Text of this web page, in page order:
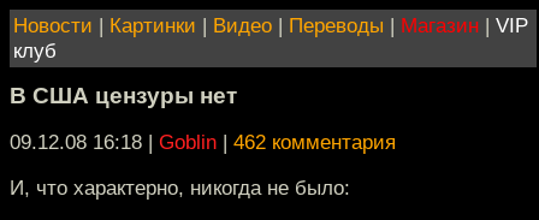
Новости | Картинки | Видео | Переводы | Магазин | VIP
клуб
В США цензуры нет
09.12.08 16:18 | Goblin | 462 комментария
И, что характерно, никогда не было: